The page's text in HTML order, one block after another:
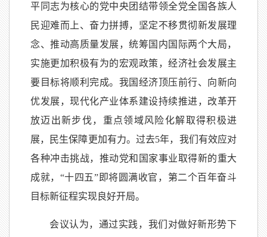
平同志为核心的党中央团结带领全党全国各族人
民迎难而上、奋力拼搏，坚定不移贯彻新发展理
念、推动高质量发展，统筹国内国际两个大局，
实施更加积极有为的宏观政策，经济社会发展主
要目标将顺利完成。我国经济顶压前行、向新向
优发展，现代化产业体系建设持续推进，改革开
放迈出新步伐，重点领域风险化解取得积极进
展，民生保障更加有力。过去5年，我们有效应对
各种冲击挑战，推动党和国家事业取得新的重大
成就，“十四五”即将圆满收官，第二个百年奋斗
目标新征程实现良好开局。
会议认为，通过实践，我们对做好新形势下